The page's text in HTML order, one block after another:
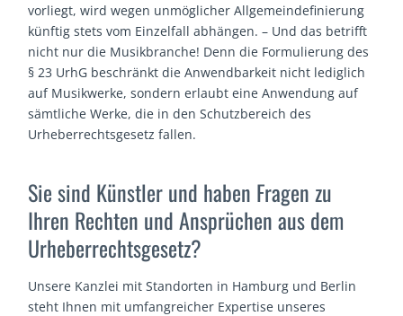
vorliegt, wird wegen unmöglicher Allgemeindefinierung
künftig stets vom Einzelfall abhängen. – Und das betrifft
nicht nur die Musikbranche! Denn die Formulierung des
§ 23 UrhG beschränkt die Anwendbarkeit nicht lediglich
auf Musikwerke, sondern erlaubt eine Anwendung auf
sämtliche Werke, die in den Schutzbereich des
Urheberrechtsgesetz fallen.
Sie sind Künstler und haben Fragen zu
Ihren Rechten und Ansprüchen aus dem
Urheberrechtsgesetz?
Unsere Kanzlei mit Standorten in Hamburg und Berlin
steht Ihnen mit umfangreicher Expertise unseres